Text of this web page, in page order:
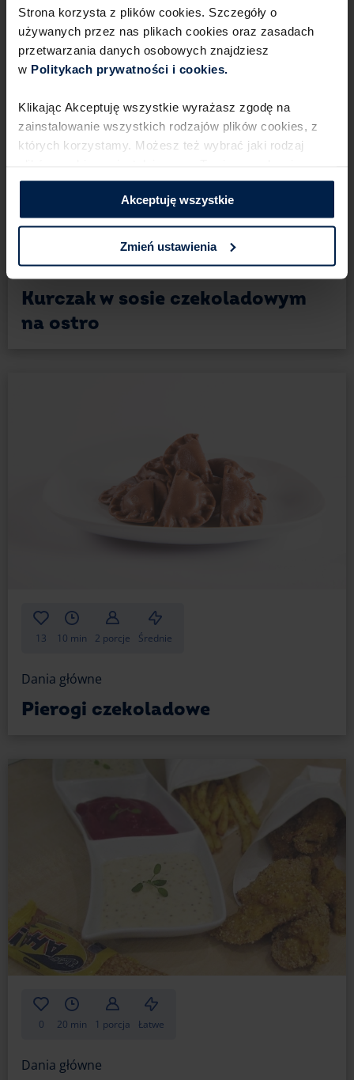
Strona korzysta z plików cookies. Szczegóły o
używanych przez nas plikach cookies oraz zasadach
przetwarzania danych osobowych znajdziesz
w Politykach prywatności i cookies.​ ​
Klikając Akceptuję wszystkie wyrażasz zgodę na
zainstalowanie wszystkich rodzajów plików cookies,​ z
których korzystamy. Możesz też wybrać jaki rodzaj
klikając Zmień ustawienia.​ ​
Akceptuję wszystkie
Zmień ustawienia
3 30 min 2 porcje Łatwe
Dania główne
Kurczak w sosie czekoladowym
na ostro
13 10 min 2 porcje Średnie
Dania główne
Pierogi czekoladowe
0 20 min 1 porcja Łatwe
Dania główne